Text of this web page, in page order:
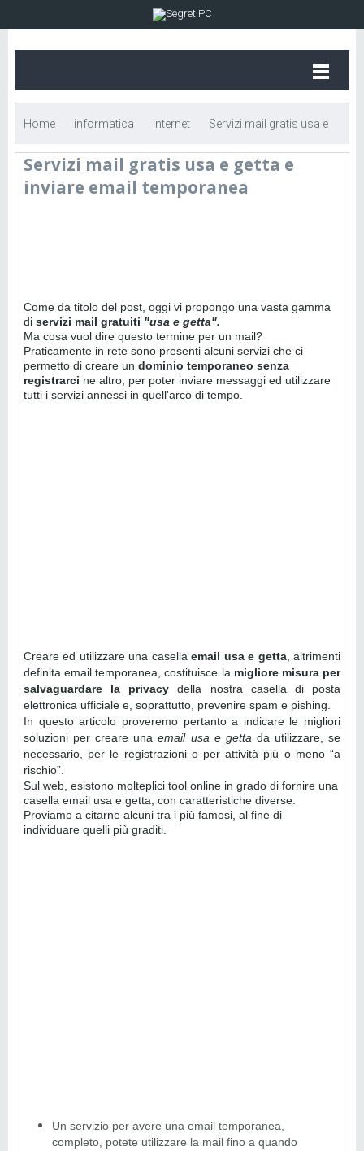
Home informatica internet Servizi mail gratis usa e
getta e inviare email temporanea
Servizi mail gratis usa e getta e
inviare email temporanea
Come da titolo del post, oggi vi propongo una vasta gamma
di servizi mail gratuiti "usa e getta".
Ma cosa vuol dire questo termine per un mail?
Praticamente in rete sono presenti alcuni servizi che ci
permetto di creare un dominio temporaneo senza
registrarci ne altro, per poter inviare messaggi ed utilizzare
tutti i servizi annessi in quell'arco di tempo.
Creare ed utilizzare una casellaemail usa e getta, altrimenti
definita email temporanea, costituisce la migliore misura per
salvaguardare la privacy della nostra casella di posta
elettronica ufficiale e, soprattutto, prevenire spam e pishing.
In questo articolo proveremo pertanto a indicare le migliori
soluzioni per creare unaemail usa e getta da utilizzare, se
necessario, per le registrazioni o per attività più o meno “a
rischio”.
Sul web, esistono molteplici tool online in grado di fornire una
casella email usa e getta, con caratteristiche diverse.
Proviamo a citarne alcuni tra i più famosi, al fine di
individuare quelli più graditi.
Un servizio per avere una email temporanea,
completo, potete utilizzare la mail fino a quando